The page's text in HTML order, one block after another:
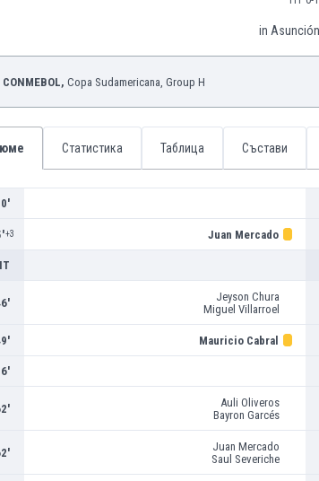
in
CONMEBOL, Copa Sudamericana , Group H
Статистика Таблица Състави
+3 Juan Mercado
Jeyson Chura
Miguel Villarroel
Mauricio Cabral
Auli Oliveros
Bayron Garcés
Juan Mercado
Saul Severiche